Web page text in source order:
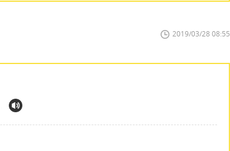
2019/03/28 08:55